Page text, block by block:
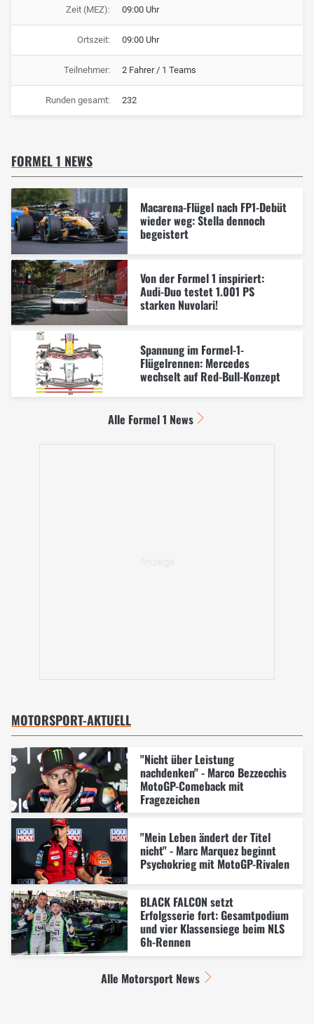
Zeit (MEZ): 09:00 Uhr
Ortszeit: 09:00 Uhr
Teilnehmer: 2 Fahrer / 1 Teams
Runden gesamt: 232
FORMEL 1 NEWS
Macarena-Flügel nach FP1-Debüt
wieder weg: Stella dennoch
begeistert
Von der Formel 1 inspiriert:
Audi-Duo testet 1.001 PS
starken Nuvolari!
Spannung im Formel-1-
Flügelrennen: Mercedes
wechselt auf Red-Bull-Konzept
Alle Formel 1 News
MOTORSPORT-AKTUELL
"Nicht über Leistung
nachdenken" - Marco Bezzecchis
MotoGP-Comeback mit
Fragezeichen
"Mein Leben ändert der Titel
nicht" - Marc Marquez beginnt
Psychokrieg mit MotoGP-Rivalen
BLACK FALCON setzt
Erfolgsserie fort: Gesamtpodium
und vier Klassensiege beim NLS
6h-Rennen
Alle Motorsport News